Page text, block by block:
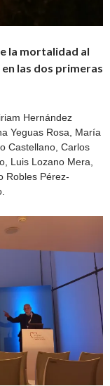
la mortalidad al
las dos primeras
Hernández
Yeguas Rosa, María
Castellano, Carlos
Luis Lozano Mera,
Robles Pérez-